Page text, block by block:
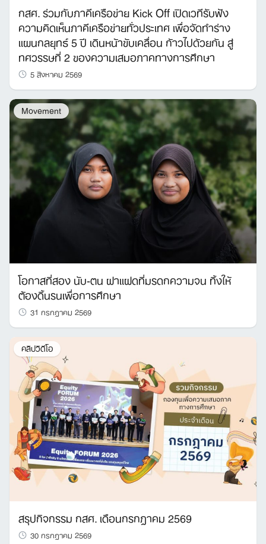
กสศ. ร่วมกับภาคีเครือข่าย Kick Off เปิดเวทีรับฟัง
ความคิดเห็นภาคีเครือข่ายทั่วประเทศ เพื่อจัดทำร่าง
แผนกลยุทธ์ 5 ปี เดินหน้าขับเคลื่อน ก้าวไปด้วยกัน สู่
ทศวรรษที่ 2 ของความเสมอภาคทางการศึกษา
5 สิงหาคม 2569
Movement
โอกาสที่สอง นับ-ตน ฝาแฝดที่มรดกความจน ทิ้งให้
ต้องดิ้นรนเพื่อการศึกษา
31 กรกฎาคม 2569
คลิปวิดีโอ
สรุปกิจกรรม กสศ. เดือนกรกฎาคม 2569
30 กรกฎาคม 2569